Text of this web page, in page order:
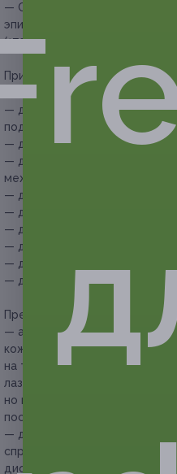
— Скидка 96% на 6 месяцев
эпиляции лица и тела в
(1700 руб. вместо 42 500 руб.)
При каждом посещении
лазером необходимы
— для эпиляции зоны над
подбородка (на выбор) — 300
— для эпиляции подмышечных
— для эпиляции зоны
межъягодичную зону) — 900
— для эпиляции зоны
— для эпиляции рук (до
— для эпиляции рук
— для эпиляции голеней —
— для эпиляции бедер — 1250
— для эпиляции ног
Преимущества гибридного
— александритовый лазер
кожи (очень светлая и
на темной коже может
лазер хорошо проникает и
но не способен удалять
после процедуры кожа сразу
— диодный лазер подходит
справляется со всеми
диодный лазер способен